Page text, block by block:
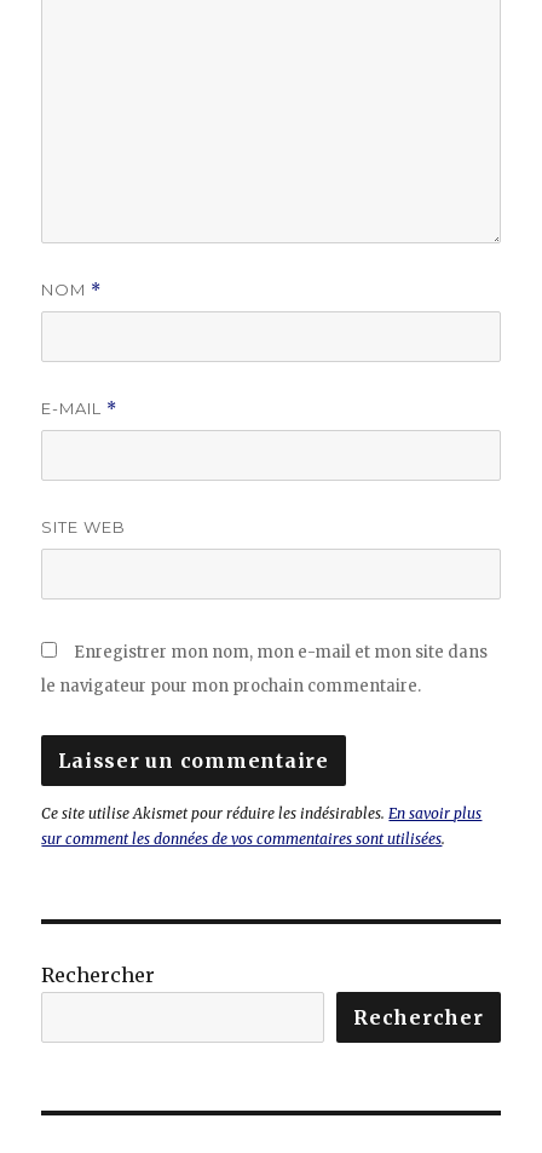
NOM *
E-MAIL *
SITE WEB
Enregistrer mon nom, mon e-mail et mon site dans
le navigateur pour mon prochain commentaire.
Ce site utilise Akismet pour réduire les indésirables. En savoir plus
sur comment les données de vos commentaires sont utilisées.
Rechercher
Rechercher